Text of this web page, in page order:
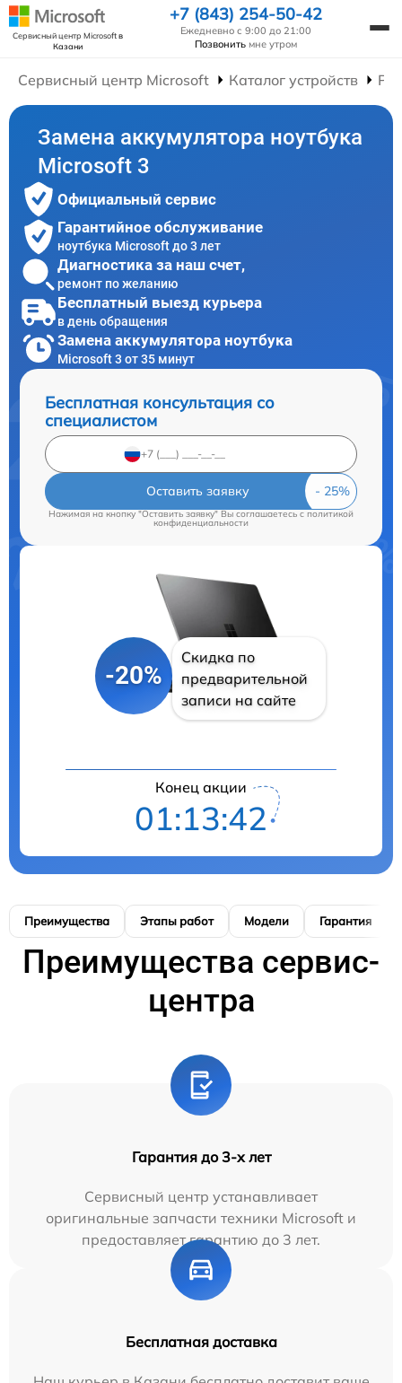
Сервисный центр Microsoftв
Казани
+7 (843) 254-50-42
Ежедневно с 9:00 до 21:00
Позвонить мне утром
Сервисный центр Microsoft Каталог устройств
Замена аккумулятора ноутбука
Microsoft 3
Официальный сервис
Гарантийное обслуживание
ноутбука Microsoft до 3 лет
Диагностика за наш счет,
ремонт по желанию
Бесплатный выезд курьера
в день обращения
Замена аккумулятора ноутбука
Microsoft 3 от 35 минут
Бесплатная консультация со
специалистом
Оставить заявку
Нажимая на кнопку "Оставить заявку" Вы соглашаетесь cполитикой
конфиденциальности
-20%
Скидка по
предварительной
записи на сайте
Конец акции
01:13:41
Преимущества Этапы работ Модели Гарантия
Преимущества сервис-
центра
Гарантия до 3-х лет
Сервисный центр устанавливает
оригинальные запчасти техники Microsoft и
предоставляет гарантию до 3 лет.
Бесплатная доставка